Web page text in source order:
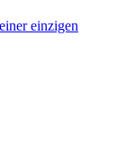
einzigen